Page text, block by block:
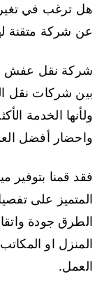
هل ترغب في
عن شركة متقنة
شركة نقل عفش
بين شركات نقل
ولأنها الخدمة
واحضار أفضل
فقد قمنا بتوفير
المتميز على
الطرق جودة
المنزل او
العمل.